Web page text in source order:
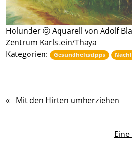
Holunder ⓒ Aquarell von Adolf
Zentrum Karlstein/Thaya
Kategorien:
Gesundheitstipps
« Mit den Hirten umherziehen